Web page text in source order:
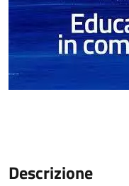
Descrizione